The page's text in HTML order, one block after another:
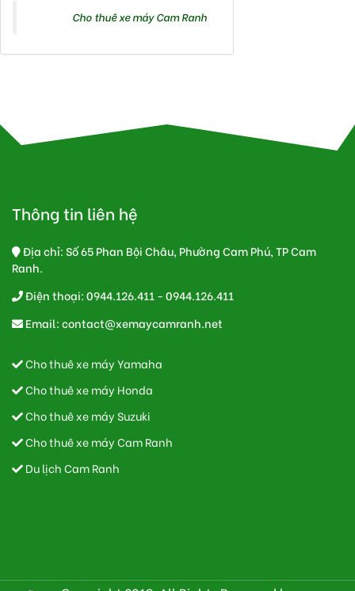
Cho thuê xe máy Cam Ranh
Thông tin liên hệ
Địa chỉ: Số 65 Phan Bội Châu, Phường Cam Phú, TP Cam
Ranh.
Điện thoại: 0944.126.411 - 0944.126.411
Email:contact@xemaycamranh.net
Cho thuê xe máy Yamaha
Cho thuê xe máy Honda
Cho thuê xe máy Suzuki
Cho thuê xe máy Cam Ranh
Du lịch Cam Ranh